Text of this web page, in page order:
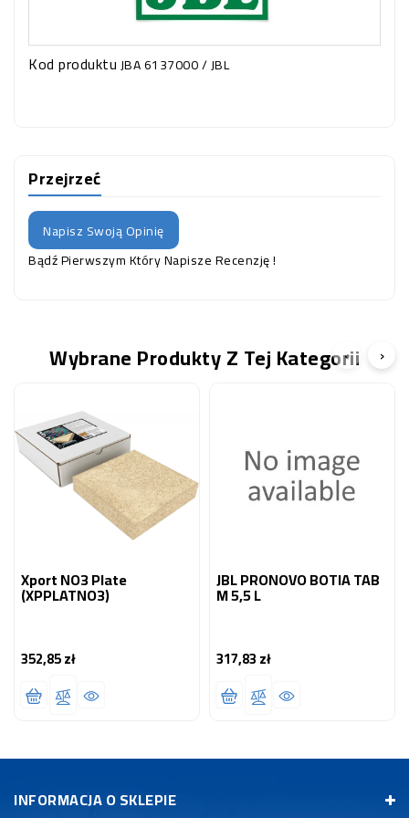
Kod produktuJBA 6137000 / JBL
Przejrzeć
Napisz Swoją Opinię
Bądź Pierwszym Który Napisze Recenzję !
Wybrane Produkty Z Tej Kategorii
Xport NO3 Plate
(XPPLATNO3)
352,85 złCena
JBL PRONOVO BOTIA TAB
M 5,5 L
317,83 złCena
‹ ›
INFORMACJA O SKLEPIE